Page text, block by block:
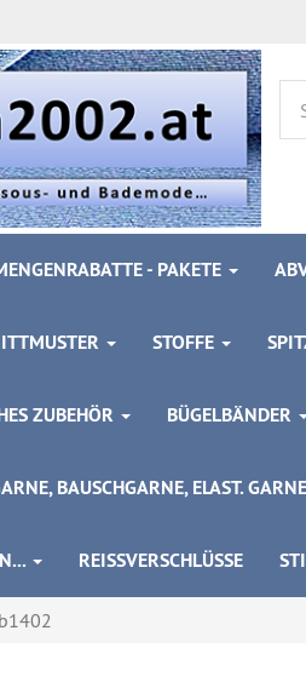
- PAKETE
STOFFE
ZUBEHÖR BÜGELBÄNDER
BAUSCHGARNE, ELAST.
REISSVERSCHLÜSSE